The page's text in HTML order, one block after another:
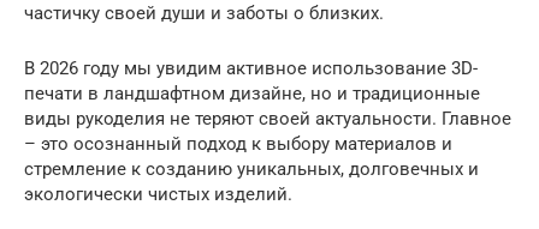
частичку своей души и заботы о близких.
В 2026 году мы увидим активное использование 3D-
печати в ландшафтном дизайне, но и традиционные
виды рукоделия не теряют своей актуальности. Главное
– это осознанный подход к выбору материалов и
стремление к созданию уникальных, долговечных и
экологически чистых изделий.